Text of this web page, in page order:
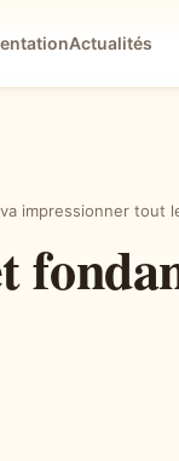
Actualités
impressionner tout